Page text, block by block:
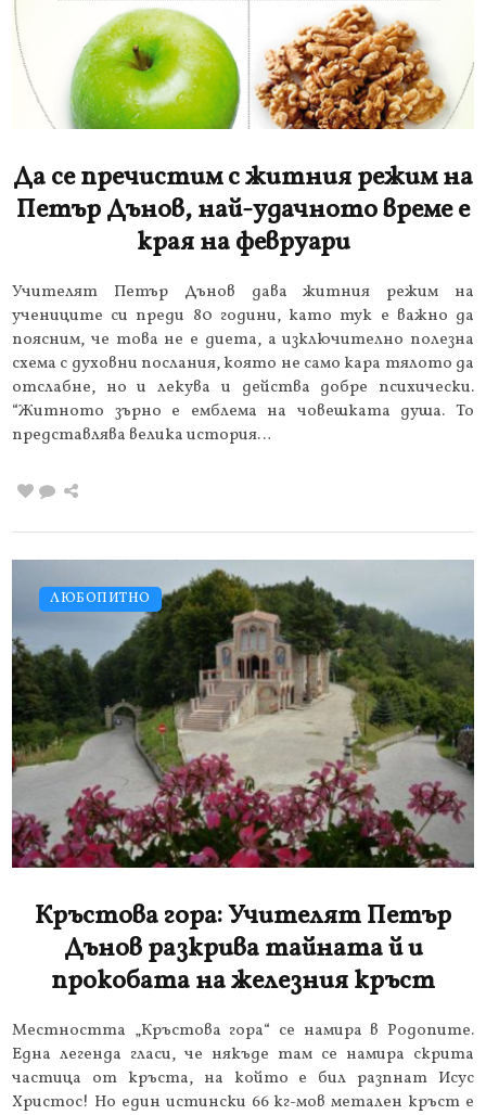
Да се пречистим с житния режим на
Петър Дънов, най-удачното време е
края на февруари
Учителят Петър Дънов дава житния режим на
учениците си преди 80 години, като тук е важно да
поясним, че това не е диета, а изключително полезна
схема с духовни послания, която не само кара тялото да
отслабне, но и лекува и действа добре психически.
“Житното зърно е емблема на човешката душа. То
представлява велика история…
ЛЮБОПИТНО
Кръстова гора: Учителят Петър
Дънов разкрива тайната й и
прокобата на железния кръст
Местността „Кръстова гора“ се намира в Родопите.
Една легенда гласи, че някъде там се намира скрита
частица от кръста, на който е бил разпнат Исус
Христос! Но един истински 66 кг-мов метален кръст е